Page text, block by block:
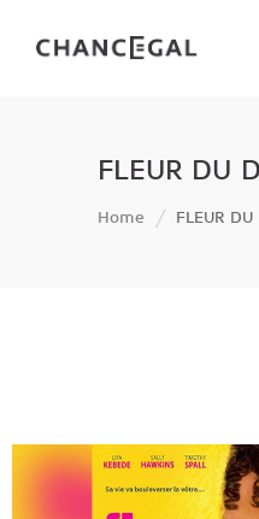
FLEUR DU
Home FLEUR DU